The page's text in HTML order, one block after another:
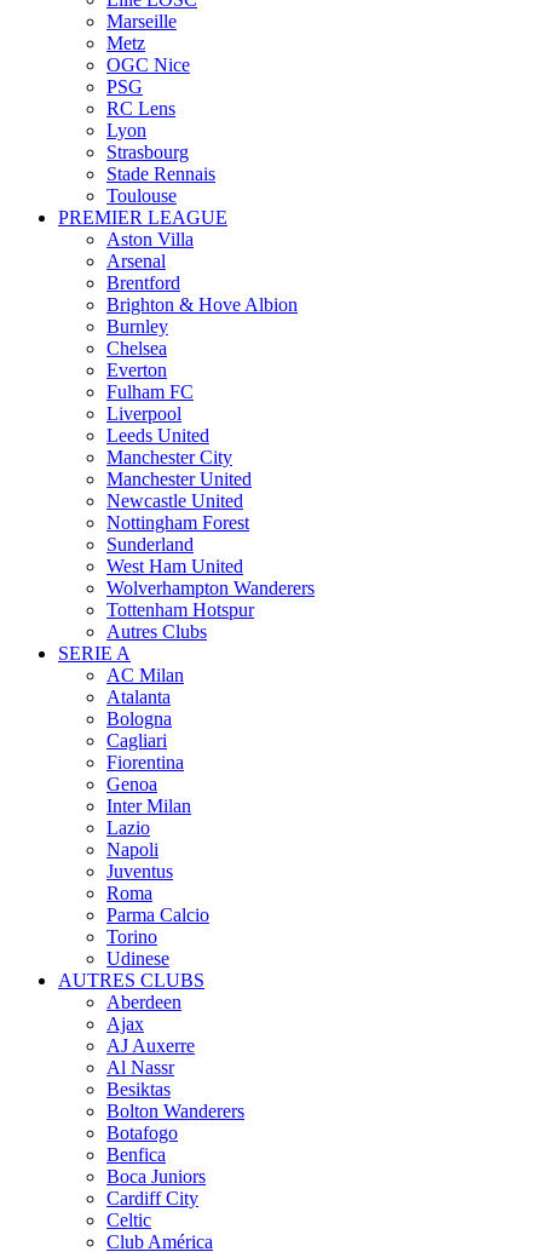
Marseille
Metz
OGC Nice
PSG
RC Lens
Lyon
Strasbourg
Stade Rennais
Toulouse
PREMIER LEAGUE
Aston Villa
Arsenal
Brentford
Brighton & Hove Albion
Burnley
Chelsea
Everton
Fulham FC
Liverpool
Leeds United
Manchester City
Manchester United
Newcastle United
Nottingham Forest
Sunderland
West Ham United
Wolverhampton Wanderers
Tottenham Hotspur
Autres Clubs
SERIE A
AC Milan
Atalanta
Bologna
Cagliari
Fiorentina
Genoa
Inter Milan
Lazio
Napoli
Juventus
Roma
Parma Calcio
Torino
Udinese
AUTRES CLUBS
Aberdeen
Ajax
AJ Auxerre
Al Nassr
Besiktas
Bolton Wanderers
Botafogo
Benfica
Boca Juniors
Cardiff City
Celtic
Club América